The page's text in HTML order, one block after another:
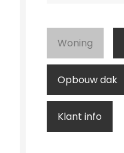
Woning
Opbouw dak
Klant info